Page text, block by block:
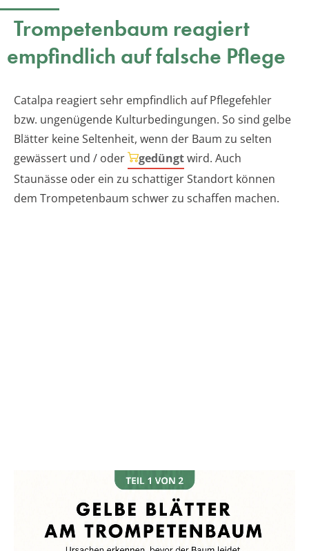
Trompetenbaum reagiert
empfindlich auf falsche Pflege
Catalpa reagiert sehr empfindlich auf Pflegefehler
bzw. ungenügende Kulturbedingungen. So sind gelbe
Blätter keine Seltenheit, wenn der Baum zu selten
gewässert und / oder
gedüngtwird. Auch
Staunässe oder ein zu schattiger Standort können
dem Trompetenbaum schwer zu schaffen machen.